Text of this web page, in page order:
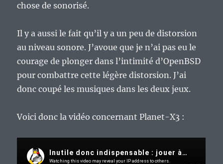
chose de sonorisé.
Il y a aussi le fait qu’il y a un peu de distorsion
au niveau sonore. J’avoue que je n’ai pas eu le
courage de plonger dans l’intimité d’OpenBSD
pour combattre cette légère distorsion. J’ai
donc coupé les musiques dans les deux jeux.
Voici donc la vidéo concernant Planet-X3 :